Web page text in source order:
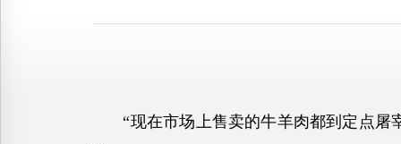
“现在市场上售卖的牛羊肉都到定点屠